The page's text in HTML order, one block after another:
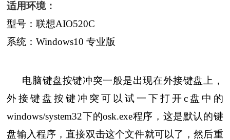
适用环境：
型号：联想AIO520C
系统：Windows10 专业版
电脑键盘按键冲突一般是出现在外接键盘上，
外接键盘按键冲突可以试一下打开c盘中的
windows/system32下的osk.exe程序，这是默认的键
盘输入程序，直接双击这个文件就可以了，然后重